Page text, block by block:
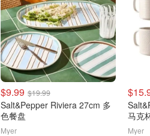
$9.99 $19.99
Salt&Pepper Riviera 27cm 多
色餐盘
Myer
马克
Myer